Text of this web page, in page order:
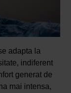
adapta la
indiferent
generat de
mai intensa,